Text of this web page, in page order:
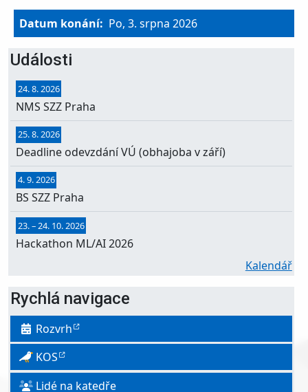
Události
NMS SZZ Praha
24. 8. 2026
Deadline odevzdání VÚ (obhajoba v září)
25. 8. 2026
BS SZZ Praha
4. 9. 2026
Hackathon ML/AI 2026
23.–24. 10. 2026
Kalendář
Rychlá navigace
Rozvrh
KOS
Lidé na katedře
Datum konání Po, 3. srpna 2026